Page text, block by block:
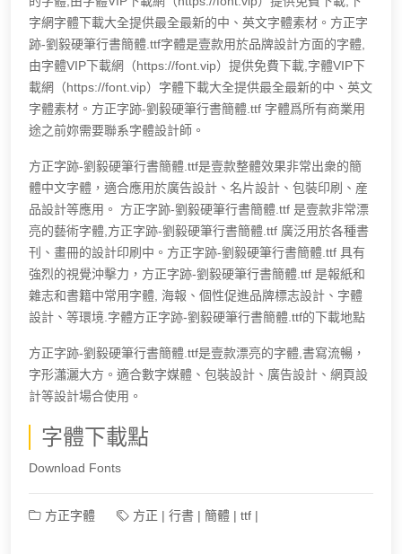
字網字體下載大全提供最全最新的中、英文字體素材。方正字
跡-劉毅硬筆行書簡體.ttf字體是壹款用於品牌設計方面的字體,
由字體VIP下載網（https://font.vip）提供免費下載,字體VIP下
載網（https://font.vip）字體下載大全提供最全最新的中、英文
字體素材。方正字跡-劉毅硬筆行書簡體.ttf 字體爲所有商業用
途之前妳需要聯系字體設計師。
方正字跡-劉毅硬筆行書簡體.ttf是壹款整體效果非常出衆的簡
體中文字體，適合應用於廣告設計、名片設計、包裝印刷、産
品設計等應用。 方正字跡-劉毅硬筆行書簡體.ttf 是壹款非常漂
亮的藝術字體,方正字跡-劉毅硬筆行書簡體.ttf 廣泛用於各種書
刊、畫冊的設計印刷中。方正字跡-劉毅硬筆行書簡體.ttf 具有
強烈的視覺沖擊力，方正字跡-劉毅硬筆行書簡體.ttf 是報紙和
雜志和書籍中常用字體, 海報、個性促進品牌標志設計、字體
設計、等環境.字體方正字跡-劉毅硬筆行書簡體.ttf的下載地點
方正字跡-劉毅硬筆行書簡體.ttf是壹款漂亮的字體,書寫流暢，
字形瀟灑大方。適合數字媒體、包裝設計、廣告設計、網頁設
計等設計場合使用。
字體下載點
Download Fonts
方正字體 方正 | 行書 | 簡體 | ttf |